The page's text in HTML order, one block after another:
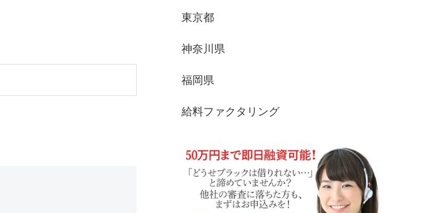
東京都
神奈川県
福岡県
給料ファクタリング